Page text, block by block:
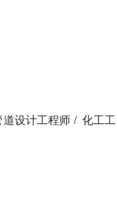
道设计工程师 / 化工工